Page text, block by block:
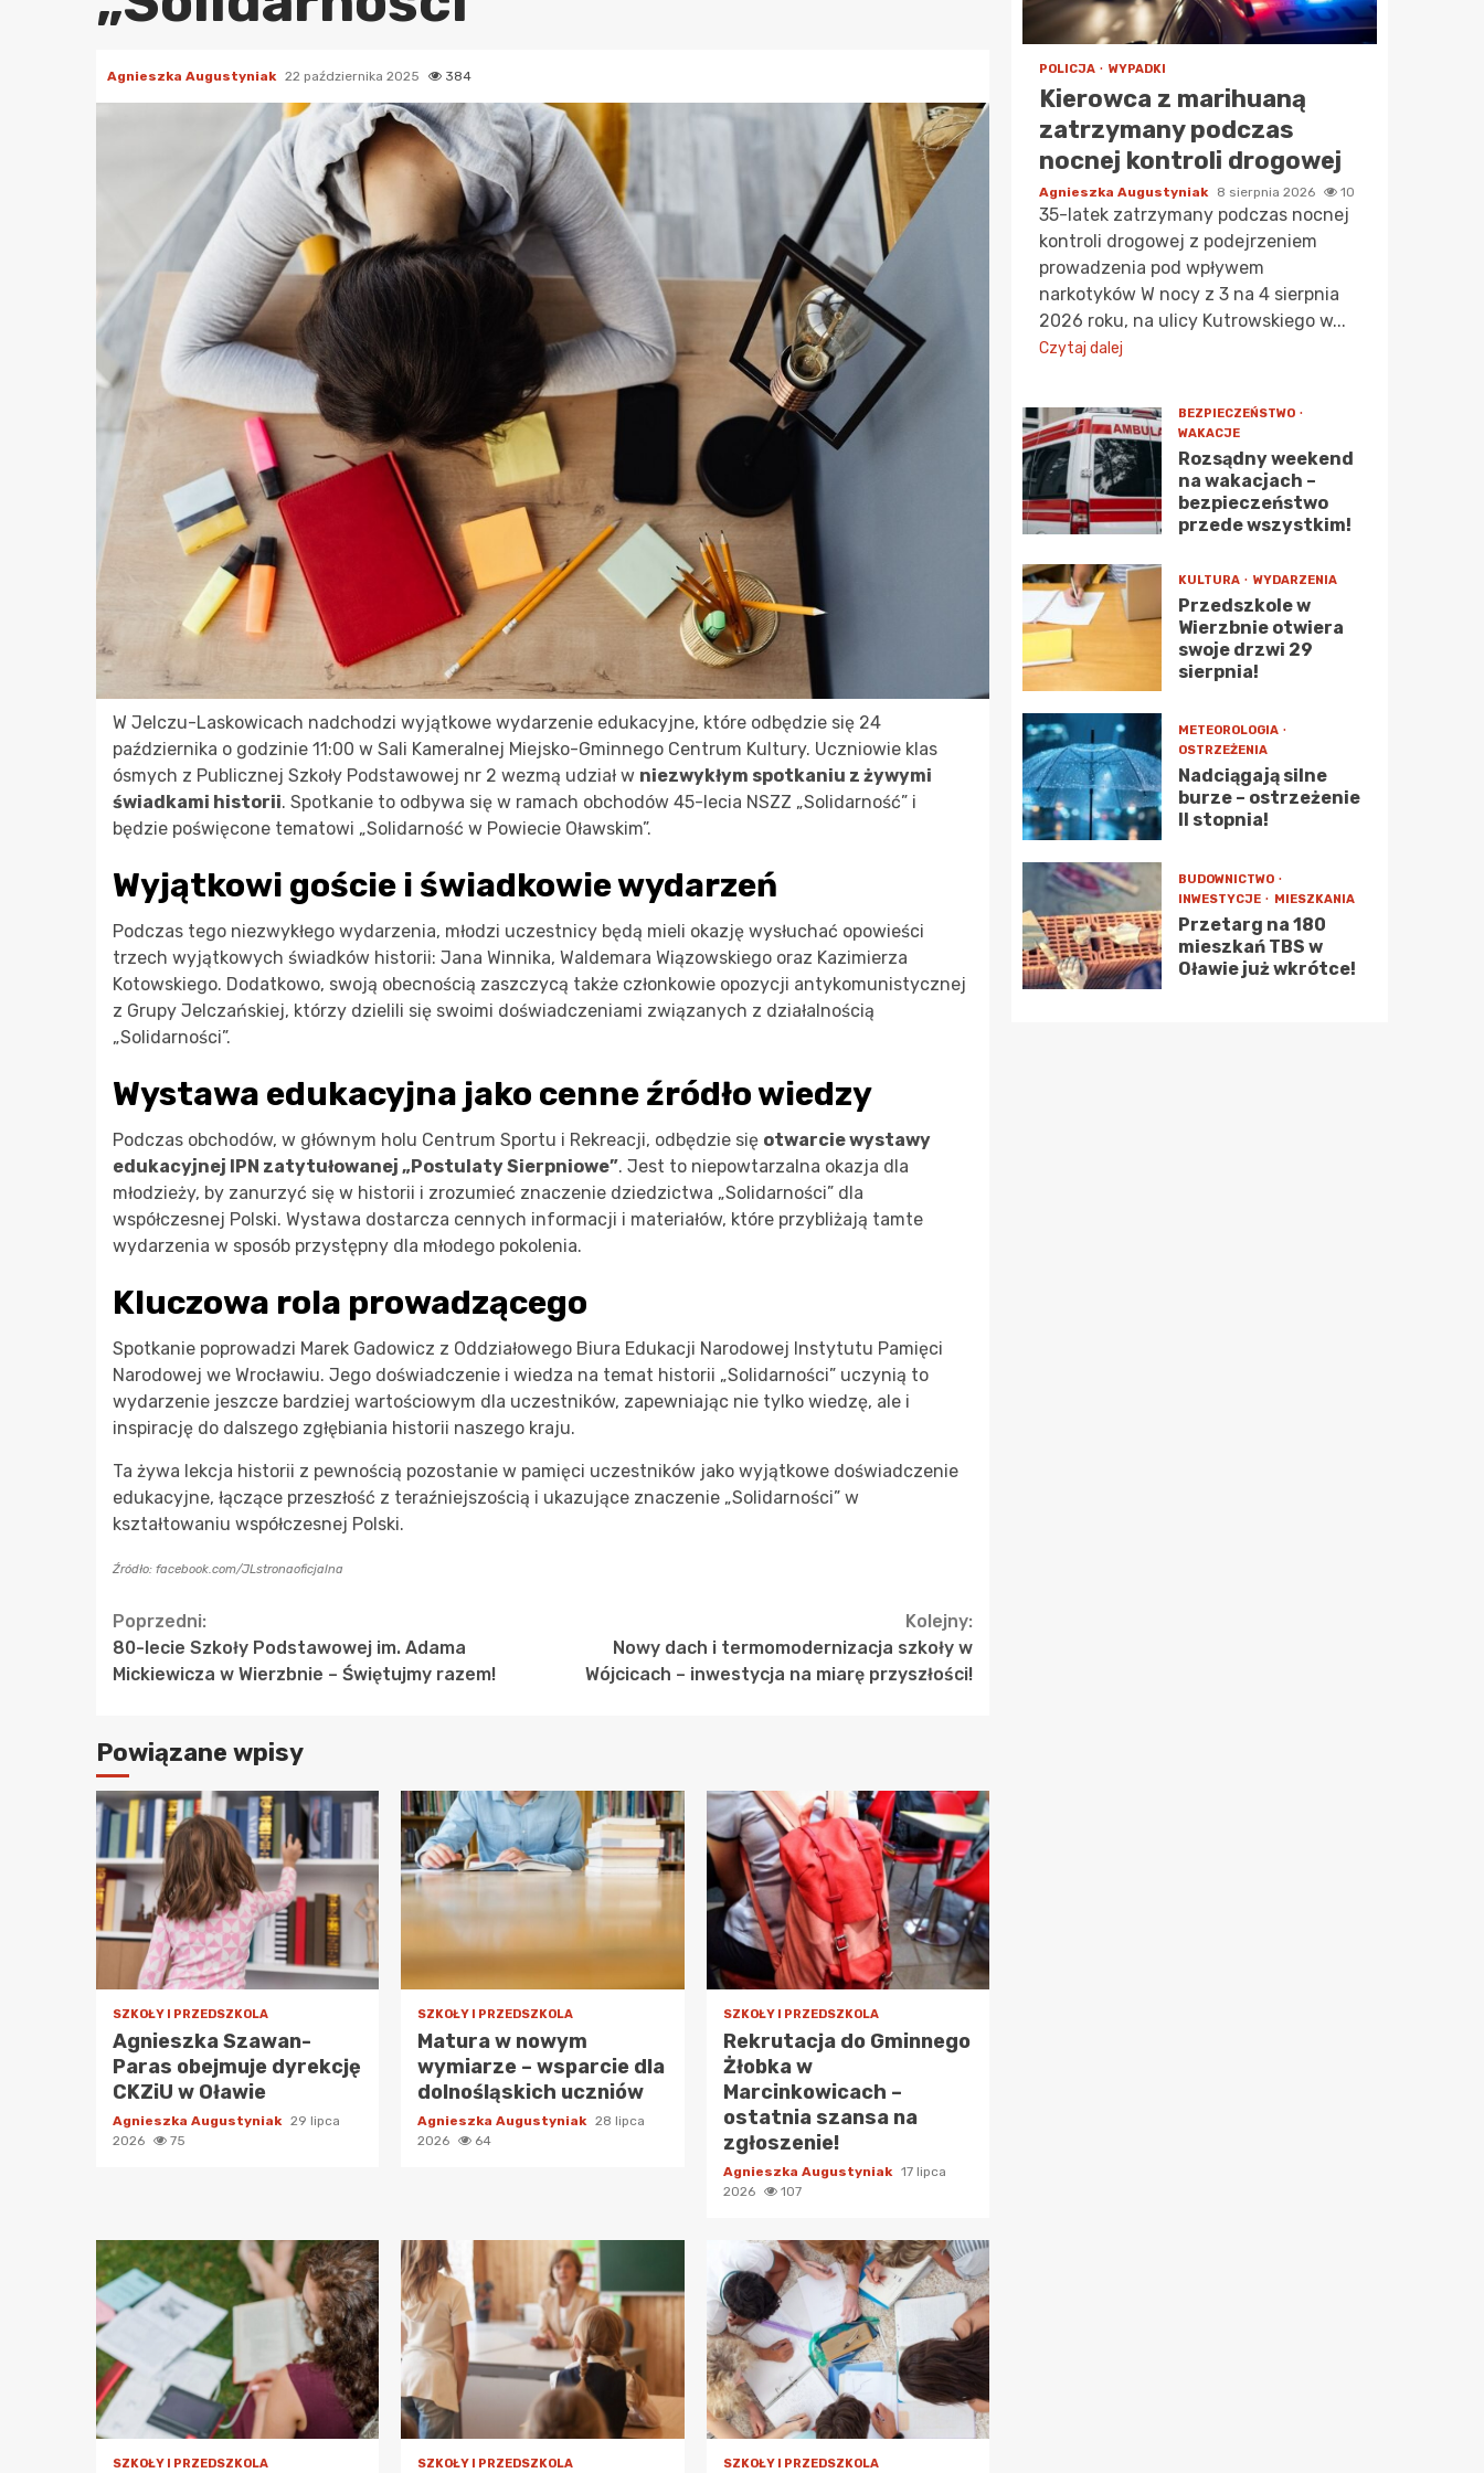
Agnieszka Augustyniak 22 października 2025 384
W Jelczu-Laskowicach nadchodzi wyjątkowe wydarzenie edukacyjne, które odbędzie się 24
października o godzinie 11:00 w Sali Kameralnej Miejsko-Gminnego Centrum Kultury. Uczniowie klas
ósmych z Publicznej Szkoły Podstawowej nr 2 wezmą udział w niezwykłym spotkaniu z żywymi
świadkami historii. Spotkanie to odbywa się w ramach obchodów 45-lecia NSZZ „Solidarność” i
będzie poświęcone tematowi „Solidarność w Powiecie Oławskim”.
Wyjątkowi goście i świadkowie wydarzeń
Podczas tego niezwykłego wydarzenia, młodzi uczestnicy będą mieli okazję wysłuchać opowieści
trzech wyjątkowych świadków historii: Jana Winnika, Waldemara Wiązowskiego oraz Kazimierza
Kotowskiego. Dodatkowo, swoją obecnością zaszczycą także członkowie opozycji antykomunistycznej
z Grupy Jelczańskiej, którzy dzielili się swoimi doświadczeniami związanych z działalnością
„Solidarności”.
Wystawa edukacyjna jako cenne źródło wiedzy
Podczas obchodów, w głównym holu Centrum Sportu i Rekreacji, odbędzie się otwarcie wystawy
edukacyjnej IPN zatytułowanej „Postulaty Sierpniowe”. Jest to niepowtarzalna okazja dla
młodzieży, by zanurzyć się w historii i zrozumieć znaczenie dziedzictwa „Solidarności” dla
współczesnej Polski. Wystawa dostarcza cennych informacji i materiałów, które przybliżają tamte
wydarzenia w sposób przystępny dla młodego pokolenia.
Kluczowa rola prowadzącego
Spotkanie poprowadzi Marek Gadowicz z Oddziałowego Biura Edukacji Narodowej Instytutu Pamięci
Narodowej we Wrocławiu. Jego doświadczenie i wiedza na temat historii „Solidarności” uczynią to
wydarzenie jeszcze bardziej wartościowym dla uczestników, zapewniając nie tylko wiedzę, ale i
inspirację do dalszego zgłębiania historii naszego kraju.
Ta żywa lekcja historii z pewnością pozostanie w pamięci uczestników jako wyjątkowe doświadczenie
edukacyjne, łączące przeszłość z teraźniejszością i ukazujące znaczenie „Solidarności” w
kształtowaniu współczesnej Polski.
Źródło: facebook.com/JLstronaoficjalna
Continue
Reading
Poprzedni:
80-lecie Szkoły Podstawowej im. Adama
Mickiewicza w Wierzbnie – Świętujmy razem!
Kolejny:
Nowy dach i termomodernizacja szkoły w
Wójcicach – inwestycja na miarę przyszłości!
Powiązane wpisy
SZKOŁY I PRZEDSZKOLA
Agnieszka Szawan-
Paras obejmuje dyrekcję
CKZiU w Oławie
Agnieszka Augustyniak 29 lipca
2026
75
SZKOŁY I PRZEDSZKOLA
Matura w nowym
wymiarze – wsparcie dla
dolnośląskich uczniów
Agnieszka Augustyniak 28 lipca
2026
64
SZKOŁY I PRZEDSZKOLA
Rekrutacja do Gminnego
Żłobka w
Marcinkowicach –
ostatnia szansa na
zgłoszenie!
Agnieszka Augustyniak 17 lipca
2026
107
SZKOŁY I PRZEDSZKOLA SZKOŁY I PRZEDSZKOLA SZKOŁY I PRZEDSZKOLA
POLICJA WYPADKI
Kierowca z marihuaną
zatrzymany podczas
nocnej kontroli drogowej
Agnieszka Augustyniak 8 sierpnia 2026 10
35-latek zatrzymany podczas nocnej
kontroli drogowej z podejrzeniem
prowadzenia pod wpływem
narkotyków W nocy z 3 na 4 sierpnia
2026 roku, na ulicy Kutrowskiego w...
Czytaj dalej
BEZPIECZEŃSTWO
WAKACJE
Rozsądny weekend
na wakacjach –
bezpieczeństwo
przede wszystkim!
KULTURA WYDARZENIA
Przedszkole w
Wierzbnie otwiera
swoje drzwi 29
sierpnia!
METEOROLOGIA
OSTRZEŻENIA
Nadciągają silne
burze – ostrzeżenie
II stopnia!
BUDOWNICTWO
INWESTYCJE
MIESZKANIA
Przetarg na 180
mieszkań TBS w
Oławie już wkrótce!